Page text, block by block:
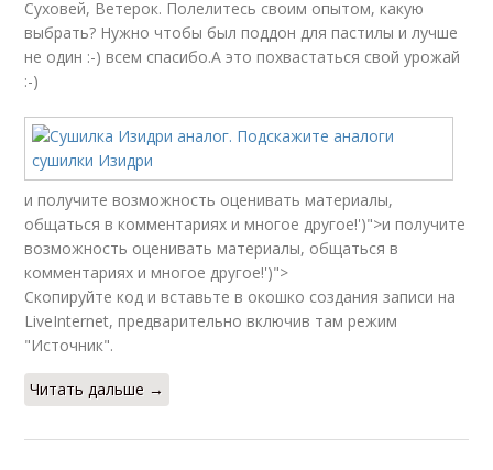
Суховей, Ветерок. Полелитесь своим опытом, какую
выбрать? Нужно чтобы был поддон для пастилы и лучше
не один :-) всем спасибо.А это похвастаться свой урожай
:-)
и получите возможность оценивать материалы,
общаться в комментариях и многое другое!')">и получите
возможность оценивать материалы, общаться в
комментариях и многое другое!')">
Скопируйте код и вставьте в окошко создания записи на
LiveInternet, предварительно включив там режим
"Источник".
Читать дальше →